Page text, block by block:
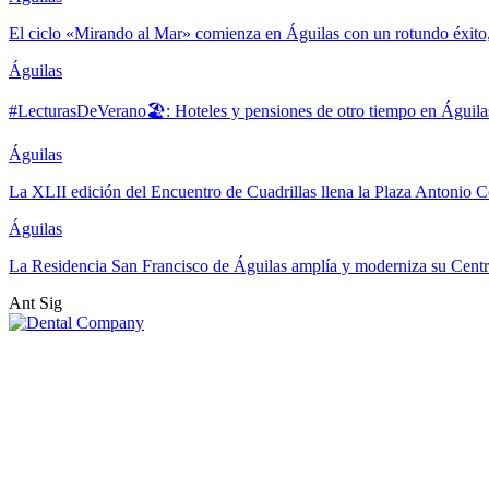
El ciclo «Mirando al Mar» comienza en Águilas con un rotundo
Águilas
#LecturasDeVerano🏖: Hoteles y pensiones de otro tiempo en
Águilas
La XLII edición del Encuentro de Cuadrillas llena la Plaza Antonio
Águilas
La Residencia San Francisco de Águilas amplía y moderniza su
Ant Sig